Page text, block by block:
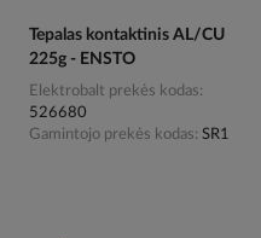
Tepalas kontaktinis AL/CU
225g - ENSTO
Elektrobalt prekės kodas
526680
Gamintojo prekės kodas SR1